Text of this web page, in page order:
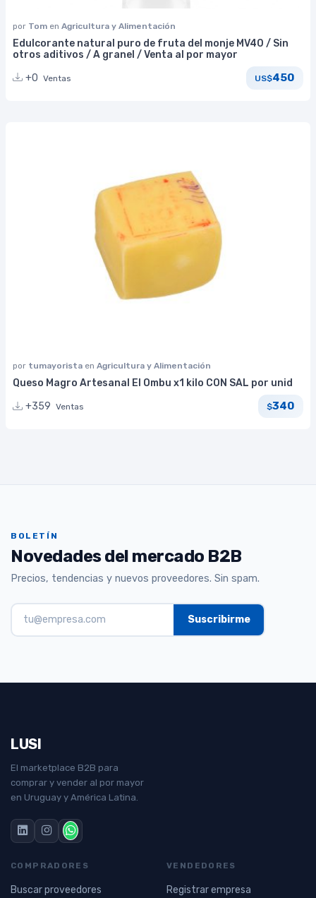
por Tom en Agricultura y Alimentación
Edulcorante natural puro de fruta del monje MV40 / Sin
otros aditivos / A granel / Venta al por mayor
+0 Ventas US$450
por tumayorista en Agricultura y Alimentación
Queso Magro Artesanal El Ombu x1 kilo CON SAL por unid
+359 Ventas $340
BOLETÍN
Novedades del mercado B2B
Precios, tendencias y nuevos proveedores. Sin spam.
LUSI
El marketplace B2B para
comprar y vender al por mayor
en Uruguay y América Latina.
COMPRADORES
Buscar proveedores
VENDEDORES
Registrar empresa